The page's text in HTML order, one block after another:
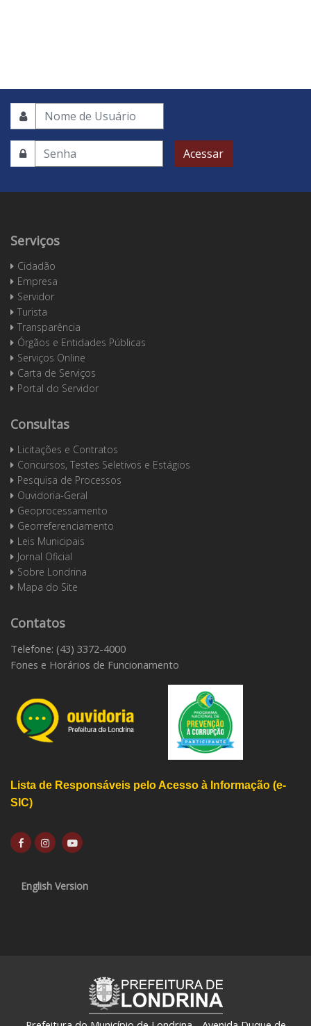
Acessar
Serviços
Cidadão
Empresa
Servidor
Turista
Transparência
Órgãos e Entidades Públicas
Serviços Online
Carta de Serviços
Portal do Servidor
Consultas
Licitações e Contratos
Concursos, Testes Seletivos e Estágios
Pesquisa de Processos
Ouvidoria-Geral
Geoprocessamento
Georreferenciamento
Leis Municipais
Jornal Oficial
Sobre Londrina
Mapa do Site
Contatos
Telefone: (43) 3372-4000
Fones e Horários de Funcionamento
Lista de Responsáveis pelo Acesso à Informação (e-
SIC)
English Version